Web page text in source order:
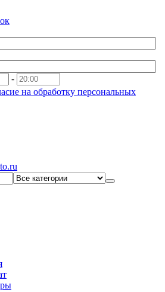
-
на обработку персональных